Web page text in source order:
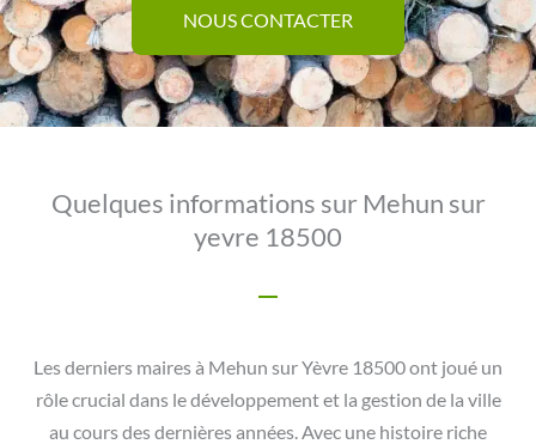
NOUS CONTACTER
Quelques informations sur Mehun sur
yevre 18500
Les derniers maires à Mehun sur Yèvre 18500 ont joué un
rôle crucial dans le développement et la gestion de la ville
au cours des dernières années. Avec une histoire riche